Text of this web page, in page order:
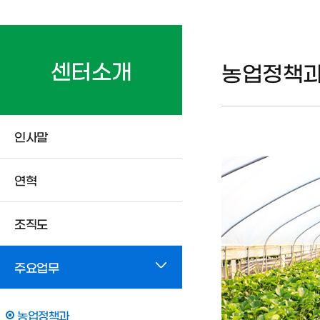
센터소개
인사말
연혁
조직도
주요업무
농업정책과
농업정책